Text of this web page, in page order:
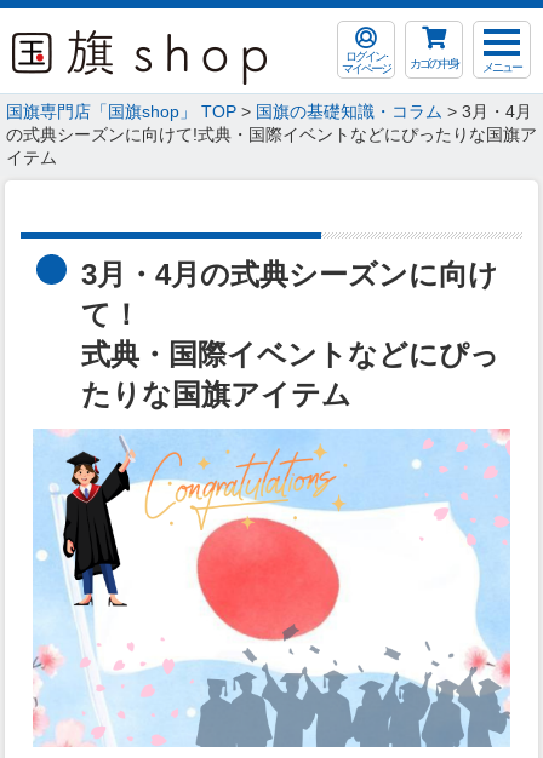
ログイン･
マイページ
カゴの中身 メニュー
国旗専門店「国旗shop」 TOP > 国旗の基礎知識・コラム > 3月・4月
の式典シーズンに向けて!式典・国際イベントなどにぴったりな国旗ア
イテム
3月・4月の式典シーズンに向け
て！
式典・国際イベントなどにぴっ
たりな国旗アイテム